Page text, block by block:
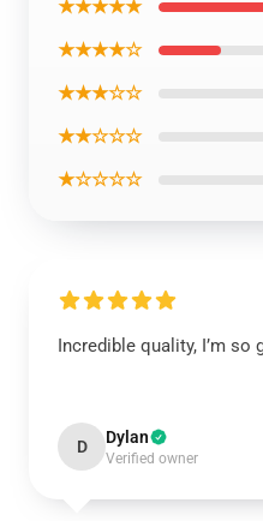
★★★★★
★★★★☆
★★★☆☆
★★☆☆☆
★☆☆☆☆
Incredible quality, I’m so
D Dylan
Verified owner